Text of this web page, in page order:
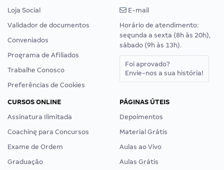
Loja Social
Validador de documentos
Conveniados
Programa de Afiliados
Trabalhe Conosco
Preferências de Cookies
E-mail
Horário de atendimento:
segunda a sexta (8h às 20h),
sábado (9h às 13h).
Foi aprovado?
Envie-nos a sua história!
CURSOS ONLINE
Assinatura Ilimitada
Coaching para Concursos
Exame de Ordem
Graduação
PÁGINAS ÚTEIS
Depoimentos
Material Grátis
Aulas ao Vivo
Aulas Grátis